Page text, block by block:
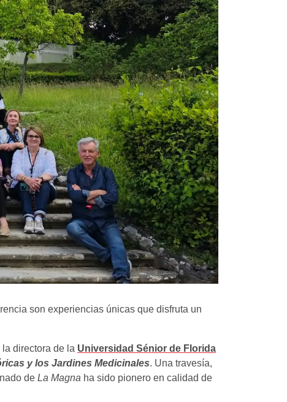
son experiencias únicas que disfruta un
la directora de la Universidad Sénior de Florida
y los Jardines Medicinales. Una travesía,
de La Magna ha sido pionero en calidad de